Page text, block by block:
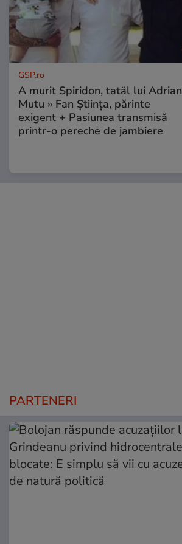
GSP.ro
A murit Spiridon, tatăl lui Adrian
Mutu » Fan Știința, părinte
exigent + Pasiunea transmisă
printr-o pereche de jambiere
PARTENERI